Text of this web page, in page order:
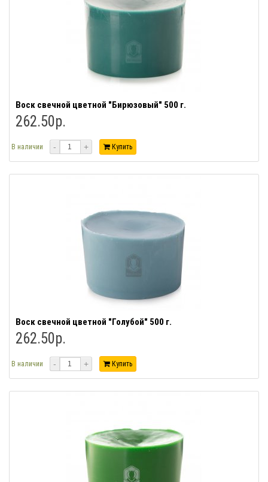
Воск свечной цветной "Бирюзовый" 500 г.
262.50р.
В наличии - + Купить
Воск свечной цветной "Голубой" 500 г.
262.50р.
В наличии - + Купить